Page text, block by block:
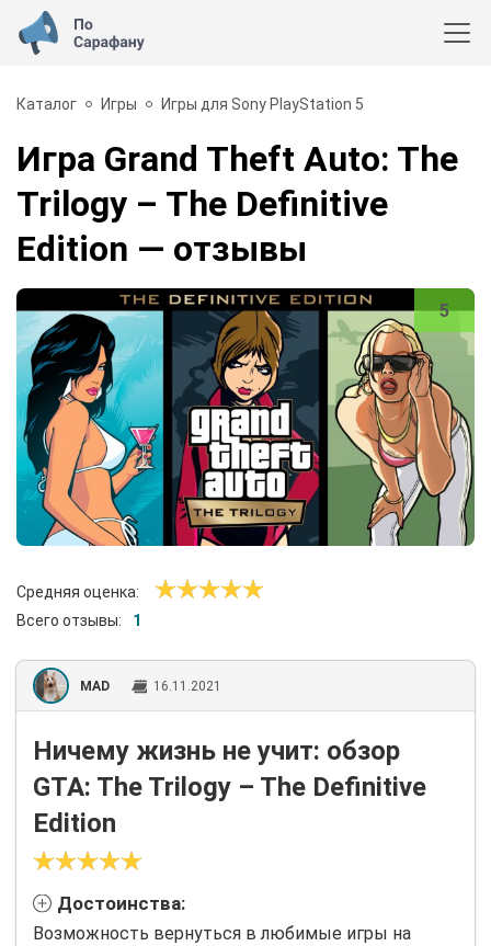
Каталог Игры Игры для Sony PlayStation 5
Игра Grand Theft Auto: The
Trilogy – The Definitive
Edition — отзывы
5
Средняя оценка:
Всего отзывы:
1
MAD 16.11.2021
Ничему жизнь не учит: обзор
GTA: The Trilogy – The Definitive
Edition
Достоинства:
Возможность вернуться в любимые игры на